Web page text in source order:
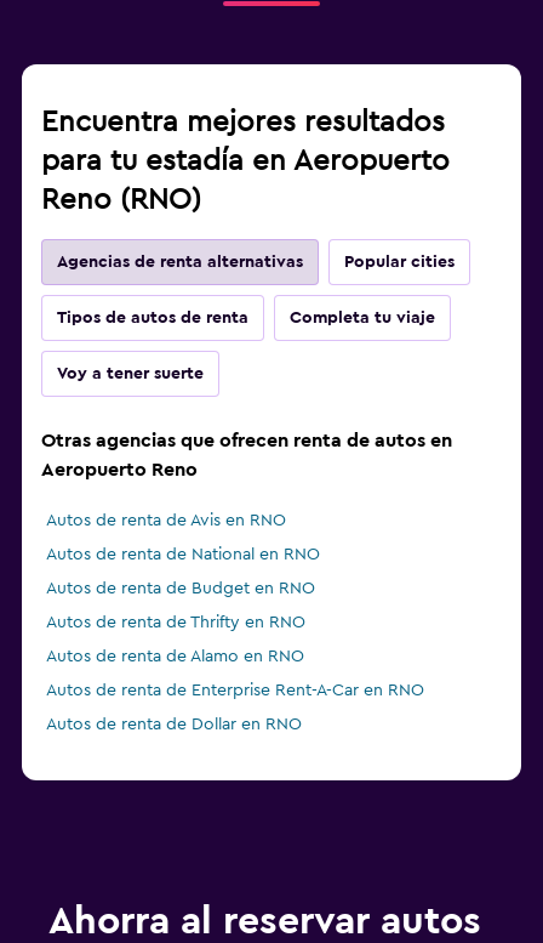
Encuentra mejores resultados
para tu estadía en Aeropuerto
Reno (RNO)
Agencias de renta alternativas Popular cities
Tipos de autos de renta Completa tu viaje
Voy a tener suerte
Otras agencias que ofrecen renta de autos en
Aeropuerto Reno
Autos de renta de Avis en RNO
Autos de renta de National en RNO
Autos de renta de Budget en RNO
Autos de renta de Thrifty en RNO
Autos de renta de Alamo en RNO
Autos de renta de Enterprise Rent-A-Car en RNO
Autos de renta de Dollar en RNO
Ahorra al reservar autos